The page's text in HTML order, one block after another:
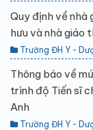
Quy định về nhà
hưu và nhà giáo
Trường ĐH Y -
Thông báo về
trình độ Tiến sĩ
Anh
Trường ĐH Y -